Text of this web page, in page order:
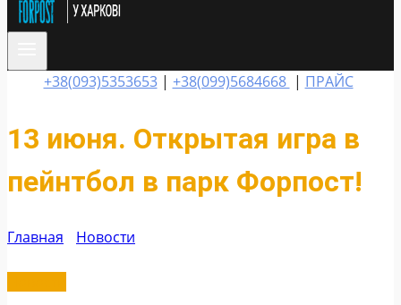
+38(093)5353653| +38(099)5684668 | ПРАЙС
13 июня. Открытая игра в
пейнтбол в парк Форпост!
Главная Новости